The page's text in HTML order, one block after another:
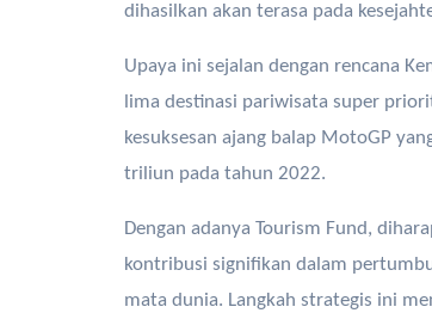
dihasilkan akan terasa pada
Upaya ini sejalan dengan rencana
lima destinasi pariwisata super
kesuksesan ajang balap MotoGP
triliun pada tahun 2022.
Dengan adanya Tourism Fund,
kontribusi signifikan dalam
mata dunia. Langkah strategis ini